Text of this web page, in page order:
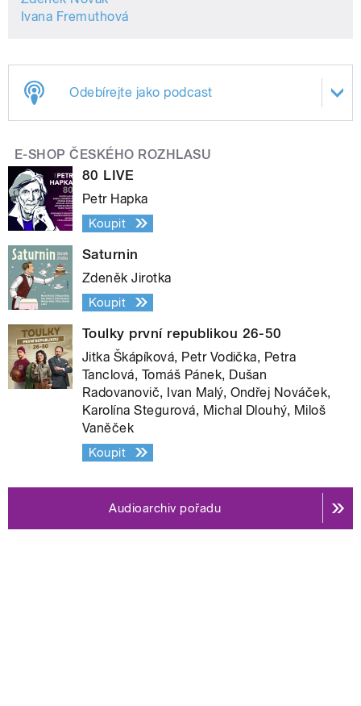
Ivana Fremuthová
Odebírejte jako podcast
E-SHOP ČESKÉHO ROZHLASU
80 LIVE
Petr Hapka
Koupit
Saturnin
Zdeněk Jirotka
Koupit
Toulky první republikou 26-50
Jitka Škápíková, Petr Vodička, Petra
Tanclová, Tomáš Pánek, Dušan
Radovanovič, Ivan Malý, Ondřej Nováček,
Karolína Stegurová, Michal Dlouhý, Miloš
Vaněček
Koupit
Audioarchiv pořadu